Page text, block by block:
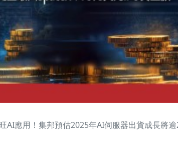
AI應用！集邦預估2025年AI伺服器出貨成長將逾